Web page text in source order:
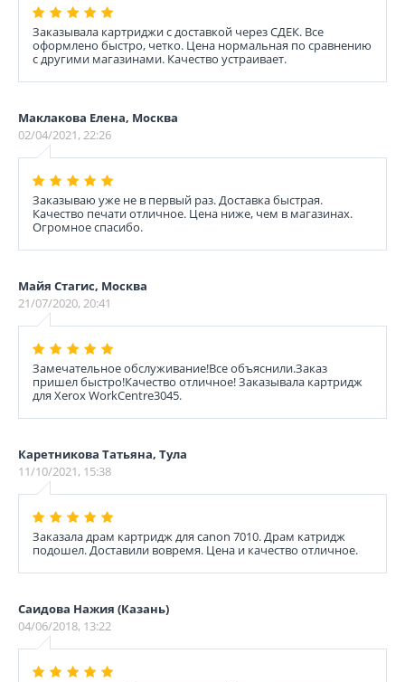
Заказывала картриджи с доставкой через СДЕК. Все
оформлено быстро, четко. Цена нормальная по сравнению
с другими магазинами. Качество устраивает.
Маклакова Елена, Москва
02/04/2021, 22:26
Заказываю уже не в первый раз. Доставка быстрая.
Качество печати отличное. Цена ниже, чем в магазинах.
Огромное спасибо.
Майя Стагис, Москва
21/07/2020, 20:41
Замечательное обслуживание!Все объяснили.Заказ
пришел быстро!Качество отличное! Заказывала картридж
для Xerox WorkCentre3045.
Каретникова Татьяна, Тула
11/10/2021, 15:38
Заказала драм картридж для canon 7010. Драм катридж
подошел. Доставили вовремя. Цена и качество отличное.
Саидова Нажия (Казань)
04/06/2018, 13:22